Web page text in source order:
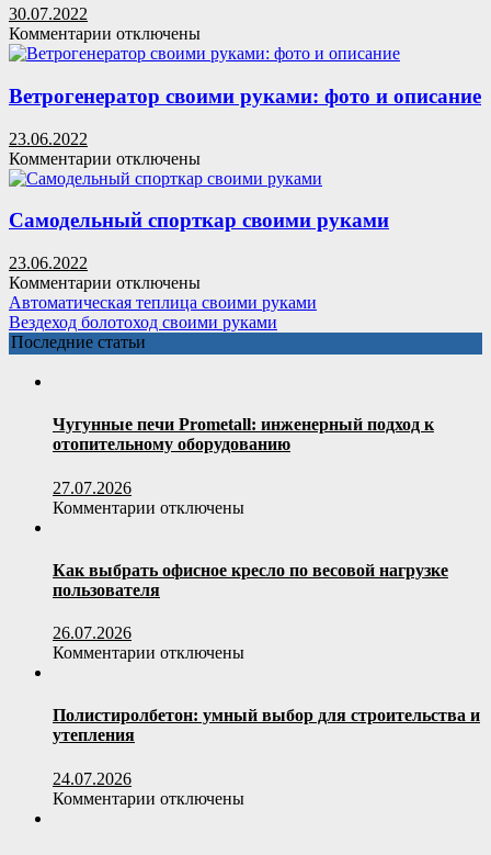
от
стиральной
машины
ручной
30.07.2022
Комментарии к
записи
для
кур
фото
отключены
Ветрогенератор своими руками: фото и описание
23.06.2022
Комментарии к
записи
своими
и
описание
отключены
Самодельный спорткар своими руками
23.06.2022
Комментарии к
записи
Самодельный
спорткар
своими
отключены
Автоматическая теплица своими руками
Вездеход болотоход своими руками
Последние статьи
Чугунные печи Prometall: инженерный подход к
отопительному оборудованию
27.07.2026
Комментарии к
печи
Prometall:
отопительному
отключены
Как выбрать офисное кресло по весовой нагрузке
пользователя
26.07.2026
Комментарии к
выбрать
офисное
нагрузке
отключены
Полистиролбетон: умный выбор для строительства и
утепления
24.07.2026
Комментарии котключены